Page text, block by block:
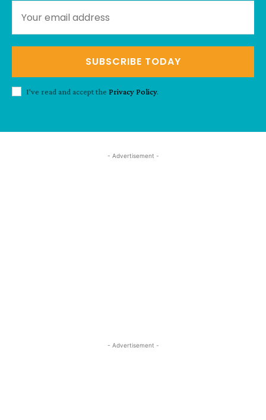
SUBSCRIBE TODAY
I've read and accept the Privacy Policy.
- Advertisement -
- Advertisement -